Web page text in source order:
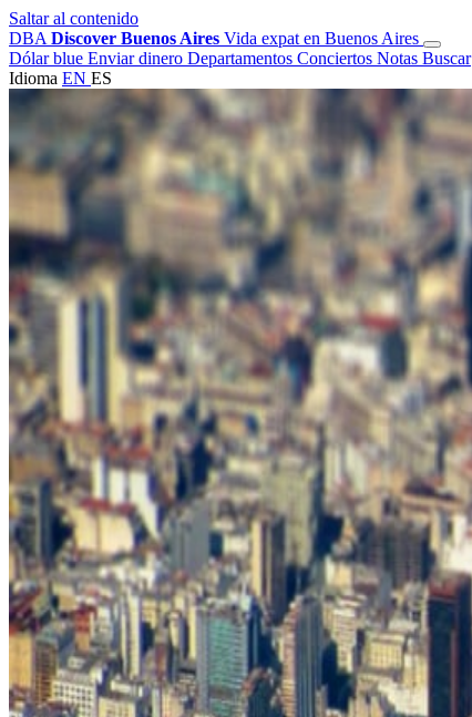
Saltar al contenido
DBA Discover Buenos Aires Vida expat en Buenos Aires
Dólar blue Enviar dinero Departamentos Conciertos Notas Buscar
Idioma EN ES